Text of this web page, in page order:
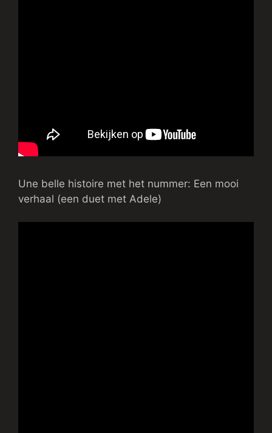
Une belle histoire met het nummer: Een mooi
verhaal (een duet met Adele)